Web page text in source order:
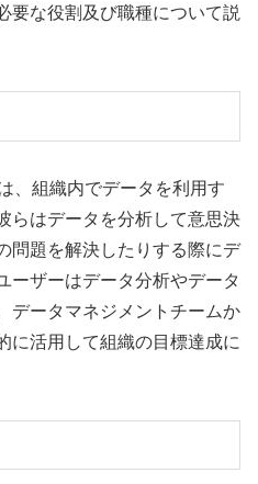
要な役割及び職種について説
、組織内でデータを利用す
らはデータを分析して意思決
問題を解決したりする際にデ
ーザーはデータ分析やデータ
データマネジメントチームか
に活用して組織の目標達成に